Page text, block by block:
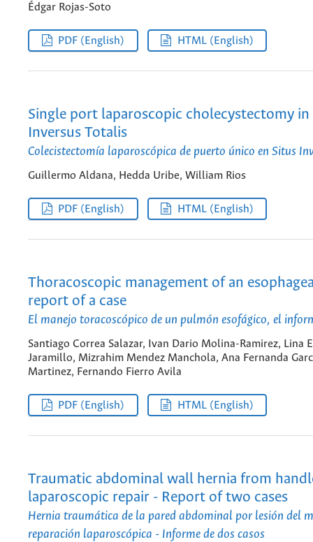
Édgar Rojas-Soto
PDF (English) HTML (English)
Single port laparoscopic cholecystectomy in
Inversus Totalis
Colecistectomía laparoscópica de puerto único en Situs
Guillermo Aldana, Hedda Uribe, William Rios
PDF (English) HTML (English)
Thoracoscopic management of an
report of a case
El manejo toracoscópico de un pulmón esofágico, el
Santiago Correa Salazar, Ivan Dario Molina-Ramirez, Lina
Jaramillo, Mizrahim Mendez Manchola, Ana Fernanda
Martinez, Fernando Fierro Avila
PDF (English) HTML (English)
Traumatic abdominal wall hernia from
laparoscopic repair - Report of two cases
Hernia traumática de la pared abdominal por lesión del
reparación laparoscópica - Informe de dos casos